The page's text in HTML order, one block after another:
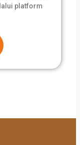
platform